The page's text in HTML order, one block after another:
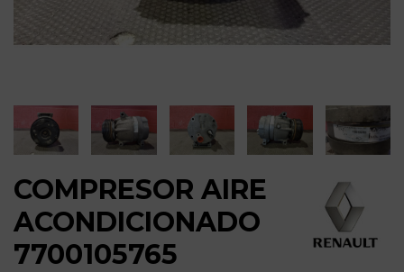
COMPRESOR AIRE
ACONDICIONADO
7700105765